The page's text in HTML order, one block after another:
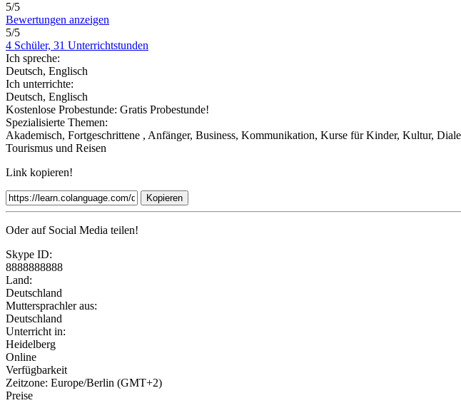
5/5
Bewertungen anzeigen
5/5
4 Schüler, 31 Unterrichtstunden
Ich spreche:
Deutsch, Englisch
Ich unterrichte:
Deutsch, Englisch
Kostenlose Probestunde: Gratis Probestunde!
Spezialisierte Themen:
Akademisch, Fortgeschrittene , Anfänger, Business, Kommunikation, Kurse für Kinder, Kultur,
Tourismus und Reisen
Link kopieren!
Kopieren
Oder auf Social Media teilen!
Skype ID:
8888888888
Land:
Deutschland
Muttersprachler aus:
Deutschland
Unterricht in:
Heidelberg
Online
Verfügbarkeit
Zeitzone: Europe/Berlin (GMT+2)
Preise